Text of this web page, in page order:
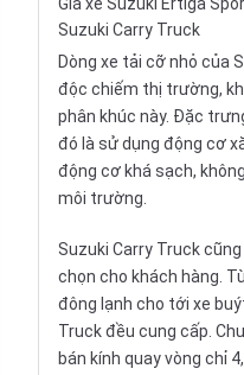
Giá xe Suzuki Ertiga
Suzuki Carry Truck
Dòng xe tải cỡ nhỏ của
độc chiếm thị trường,
phân khúc này. Đặc
đó là sử dụng động cơ
động cơ khá sạch,
môi trường.
Suzuki Carry Truckcũng
chọn cho khách hàng.
đông lạnh cho tới xe
Truck đều cung cấp.
bán kính quay vòng chỉ